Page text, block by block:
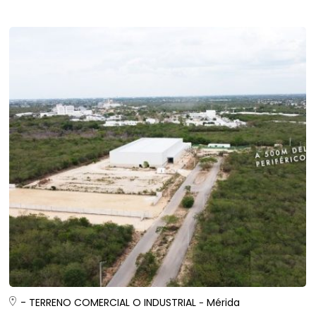
- TERRENO COMERCIAL O INDUSTRIAL Mérida